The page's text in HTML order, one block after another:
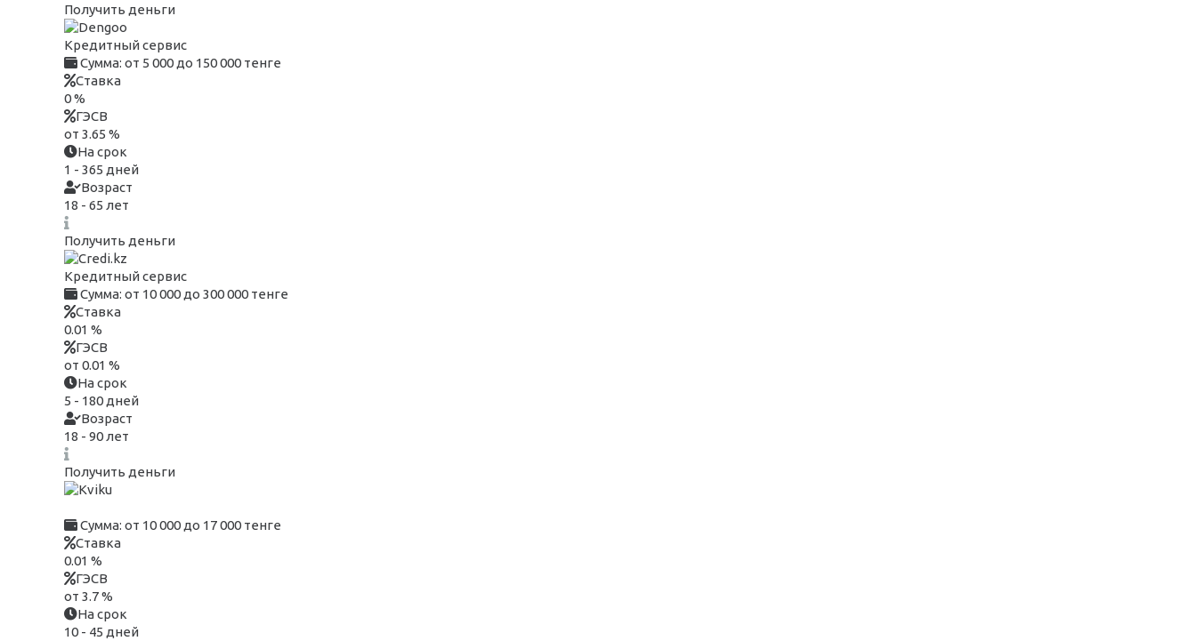
Получить деньги
Кредитный сервис
Сумма: от 5 000 до 150 000 тенге
Ставка
0 %
ГЭСВ
от 3.65 %
На срок
1 - 365 дней
Возраст
18 - 65 лет
Получить деньги
Кредитный сервис
Сумма: от 10 000 до 300 000 тенге
Ставка
0.01 %
ГЭСВ
от 0.01 %
На срок
5 - 180 дней
Возраст
18 - 90 лет
Получить деньги
Сумма: от 10 000 до 17 000 тенге
Ставка
0.01 %
ГЭСВ
от 3.7 %
На срок
10 - 45 дней